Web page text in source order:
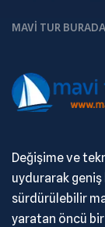
MAVI TUR BURADA
Değişime ve
uydurarak
sürdürülebilir
yaratan öncü